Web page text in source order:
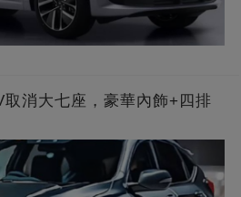
消大七座，豪華內飾+四排